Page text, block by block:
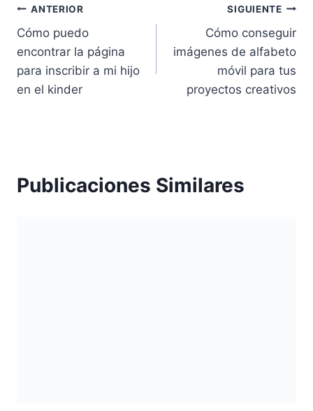
Navegación
de
entradas
ANTERIOR
Cómo puedo
encontrar la página
para inscribir a mi hijo
en el kinder
SIGUIENTE
Cómo conseguir
imágenes de alfabeto
móvil para tus
proyectos creativos
Publicaciones Similares